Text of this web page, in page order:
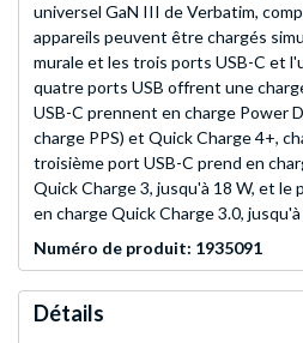
universel GaN III de Verbatim,
appareils peuvent être chargés
murale et les trois ports USB-C et
quatre ports USB offrent une
USB-C prennent en charge Power
charge PPS) et Quick Charge 4+,
troisième port USB-C prend en
Quick Charge 3, jusqu'à 18 W, et le
en charge Quick Charge 3.0, jusqu'à
Numéro de produit: 1935091
Détails